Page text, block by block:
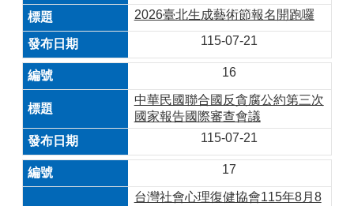
2026臺北生成藝術節報名開跑囉
115-07-21
16
中華民國聯合國反貪腐公約第三次
國家報告國際審查會議
115-07-21
17
台灣社會心理復健協會115年8月8